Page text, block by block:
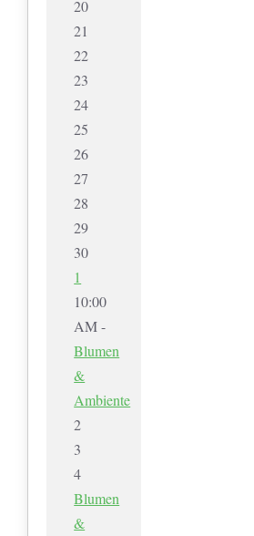
20
21
22
23
24
25
26
27
28
29
30
1
10:00
AM -
Blumen
&
Ambiente
2
3
4
Blumen
&